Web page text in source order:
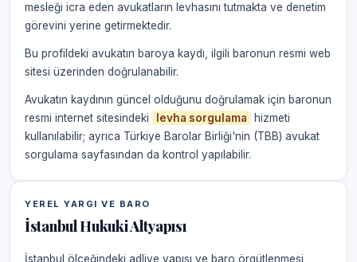
mesleği icra eden avukatların levhasını tutmakta ve denetim
görevini yerine getirmektedir.
Bu profildeki avukatın baroya kaydı, ilgili baronun resmi web
sitesi üzerinden doğrulanabilir.
Avukatın kaydının güncel olduğunu doğrulamak için baronun
resmi internet sitesindeki
levha sorgulama
hizmeti
kullanılabilir; ayrıca Türkiye Barolar Birliği'nin (TBB) avukat
sorgulama sayfasından da kontrol yapılabilir.
YEREL YARGI VE BARO
İstanbul Hukuki Altyapısı
İstanbul ölçeğindeki adliye yapısı ve baro örgütlenmesi,